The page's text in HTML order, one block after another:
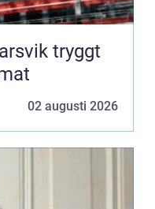
tryggt
02 augusti 2026